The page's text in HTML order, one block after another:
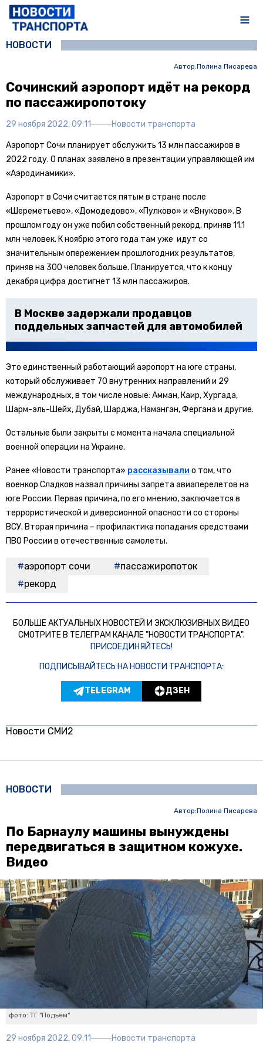
НОВОСТИ
Автор:Полина Писарева
Сочинский аэропорт идёт на рекорд
по пассажиропотоку
29 ноября 2022, 09:11 Новости транспорта
Аэропорт Сочи планирует обслужить 13 млн пассажиров в
2022 году. О планах заявлено в презентации управляющей им
«Аэродинамики».
Аэропорт в Сочи считается пятым в стране после
«Шереметьево», «Домодедово», «Пулково» и «Внуково». В
прошлом году он уже побил собственный рекорд, приняв 11.1
млн человек. К ноябрю этого года там уже идут со
значительным опережением прошлогодних результатов,
приняв на 300 человек больше. Планируется, что к концу
декабря цифра достигнет 13 млн пассажиров.
В Москве задержали продавцов
поддельных запчастей для автомобилей
Это единственный работающий аэропорт на юге страны,
который обслуживает 70 внутренних направлений и 29
международных, в том числе новые: Амман, Каир, Хургада,
Шарм-эль-Шейх, Дубай, Шарджа, Наманган, Фергана и другие.
Остальные были закрыты с момента начала специальной
военной операции на Украине.
Ранее «Новости транспорта» рассказывали о том, что
военкор Сладков назвал причины запрета авиаперелетов на
юге России. Первая причина, по его мнению, заключается в
террористической и диверсионной опасности со стороны
ВСУ. Вторая причина – профилактика попадания средствами
ПВО России в отечественные самолеты.
аэропорт сочи
пассажиропоток
рекорд
БОЛЬШЕ АКТУАЛЬНЫХ НОВОСТЕЙ И ЭКСКЛЮЗИВНЫХ ВИДЕО
СМОТРИТЕ В ТЕЛЕГРАМ КАНАЛЕ "НОВОСТИ ТРАНСПОРТА".
ПРИСОЕДИНЯЙТЕСЬ!
ПОДПИСЫВАЙТЕСЬ НА НОВОСТИ ТРАНСПОРТА:
TELEGRAM ДЗЕН
Новости СМИ2
НОВОСТИ
Автор:Полина Писарева
По Барнаулу машины вынуждены
передвигаться в защитном кожухе.
Видео
фото: ТГ "Подъем"
29 ноября 2022, 09:11 Новости транспорта